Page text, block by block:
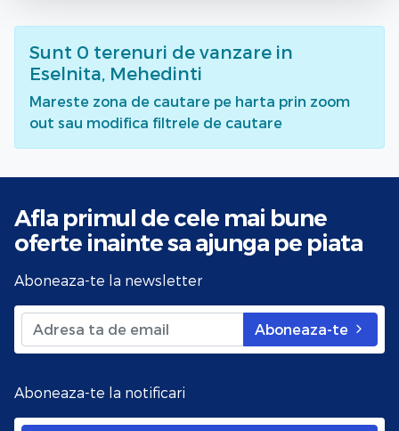
Sunt 0 terenuri de vanzare in
Eselnita, Mehedinti
Mareste zona de cautare pe harta prin zoom
out sau modifica filtrele de cautare
Afla primul de cele mai bune
oferte inainte sa ajunga pe piata
Aboneaza-te la newsletter
Aboneaza-te
Aboneaza-te la notificari